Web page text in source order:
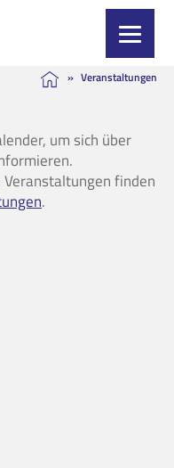
» Veranstaltungen
um sich über
finden
.